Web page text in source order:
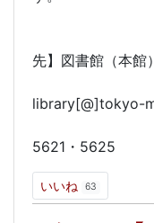
【問
先】図書館（本館）
メー
library[@]tokyo-
内
5621・5625
いいね 63